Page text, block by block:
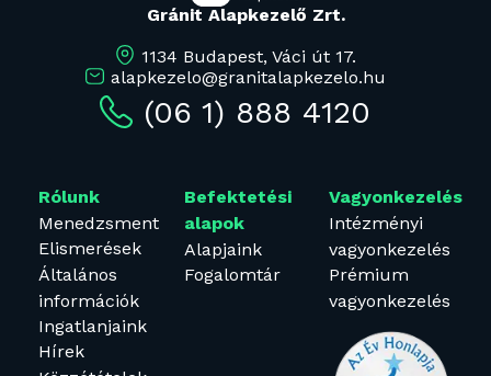
Gránit Alapkezelő Zrt.
1134 Budapest, Váci út 17.
alapkezelo@granitalapkezelo.hu
(06 1) 888 4120
Rólunk
Menedzsment
Elismerések
Általános
információk
Ingatlanjaink
Hírek
Befektetési
alapok
Alapjaink
Fogalomtár
Vagyonkezelés
Intézményi
vagyonkezelés
Prémium
vagyonkezelés